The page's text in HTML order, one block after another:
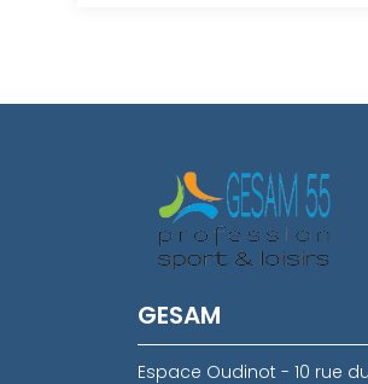
GESAM
Espace Oudinot - 10 rue du